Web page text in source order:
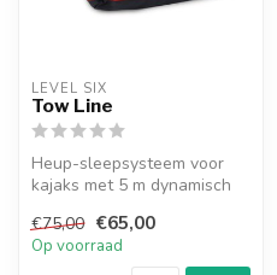
LEVEL SIX
Tow Line
Heup-sleepsysteem voor
kajaks met 5 m dynamisch
schok...
€75,00 €65,00
Op voorraad